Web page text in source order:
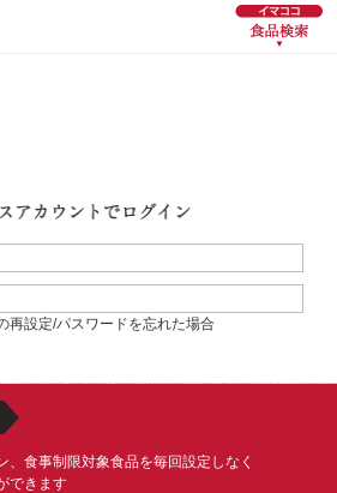
再設定/パスワードを忘れた場合
、食事制限対象食品を毎回設定しなく
できます